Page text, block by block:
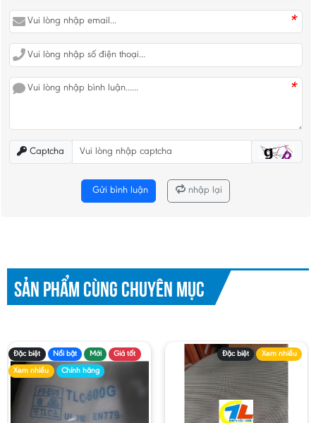
*
*
Captcha
Gửi bình luận nhập lại
SẢN PHẨM CÙNG CHUYÊN MỤC
Đặc biệt Nổi bật Mới Giá tốt
Xem nhiều Chính hãng
Đặc biệt Xem nhiều